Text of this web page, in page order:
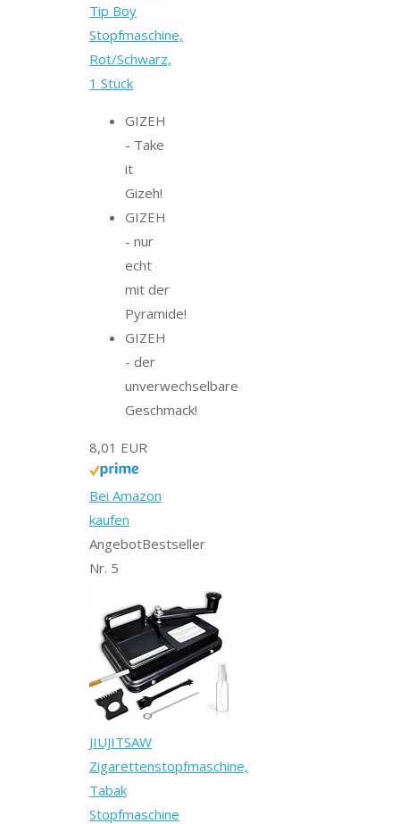
Tip Boy
Stopfmaschine,
Rot/Schwarz,
1 Stück
GIZEH
- Take
it
Gizeh!
GIZEH
- nur
echt
mit der
Pyramide!
GIZEH
- der
unverwechselbare
Geschmack!
8,01 EUR
Bei Amazon
kaufen
AngebotBestseller
Nr. 5
JIUJITSAW
Zigarettenstopfmaschine,
Tabak
Stopfmaschine